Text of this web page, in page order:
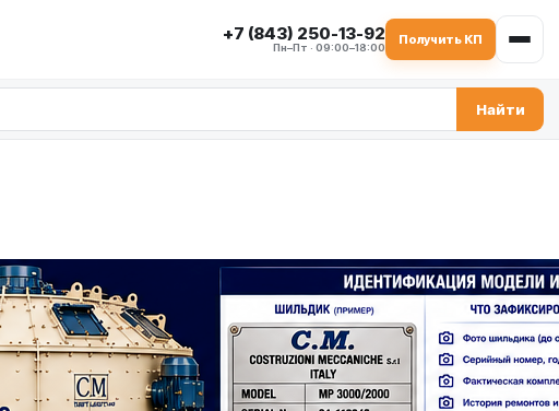
+7 (843) 250-13-92
Пн–Пт · 09:00–18:00
Получить КП
Найти